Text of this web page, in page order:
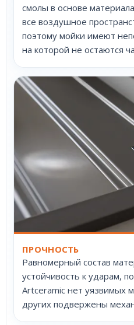
смолы в основе
все воздушное
поэтому мойки имеют
на которой не остаются
ПРОЧНОСТЬ
Равномерный состав
устойчивость к ударам,
Artceramic нет уязвимых
других подвержены